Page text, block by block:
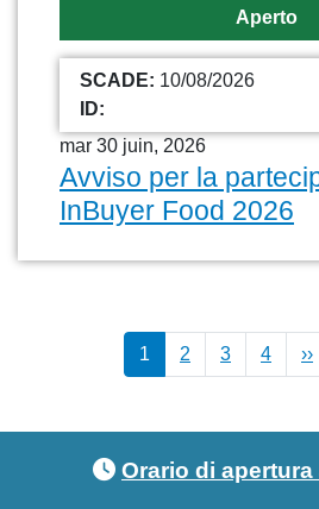
Aperto
SCADE: 10/08/2026
ID:
mar 30 juin, 2026
Avviso per la
InBuyer Food 2026
1 2 3 4 ››
Orario di